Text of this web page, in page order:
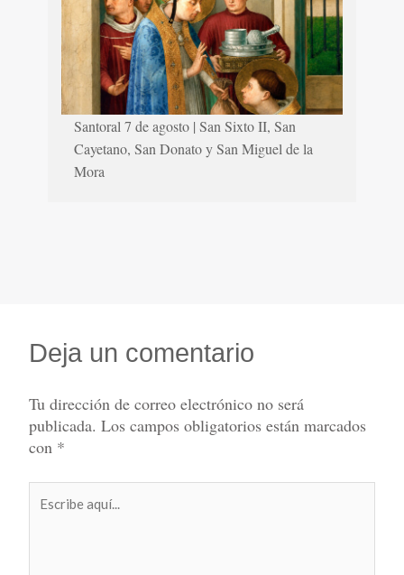
Santoral 7 de agosto | San Sixto II, San
Cayetano, San Donato y San Miguel de la
Mora
Deja un comentario
Tu dirección de correo electrónico no será
publicada. Los campos obligatorios están marcados
con *
aquí...